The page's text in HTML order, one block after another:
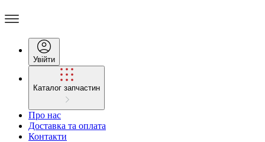
Увійти
Каталог запчастин
Про нас
Доставка та оплата
Контакти